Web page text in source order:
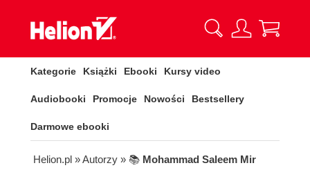
Kategorie Książki Ebooki Kursy video
Audiobooki Promocje Nowości Bestsellery
Darmowe ebooki
Helion.pl » Autorzy » 📚 Mohammad Saleem Mir